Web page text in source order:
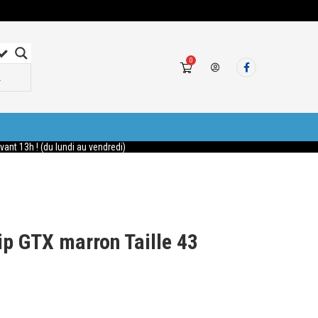
0
13h ! (du lundi au vendredi)
GTX marron Taille 43